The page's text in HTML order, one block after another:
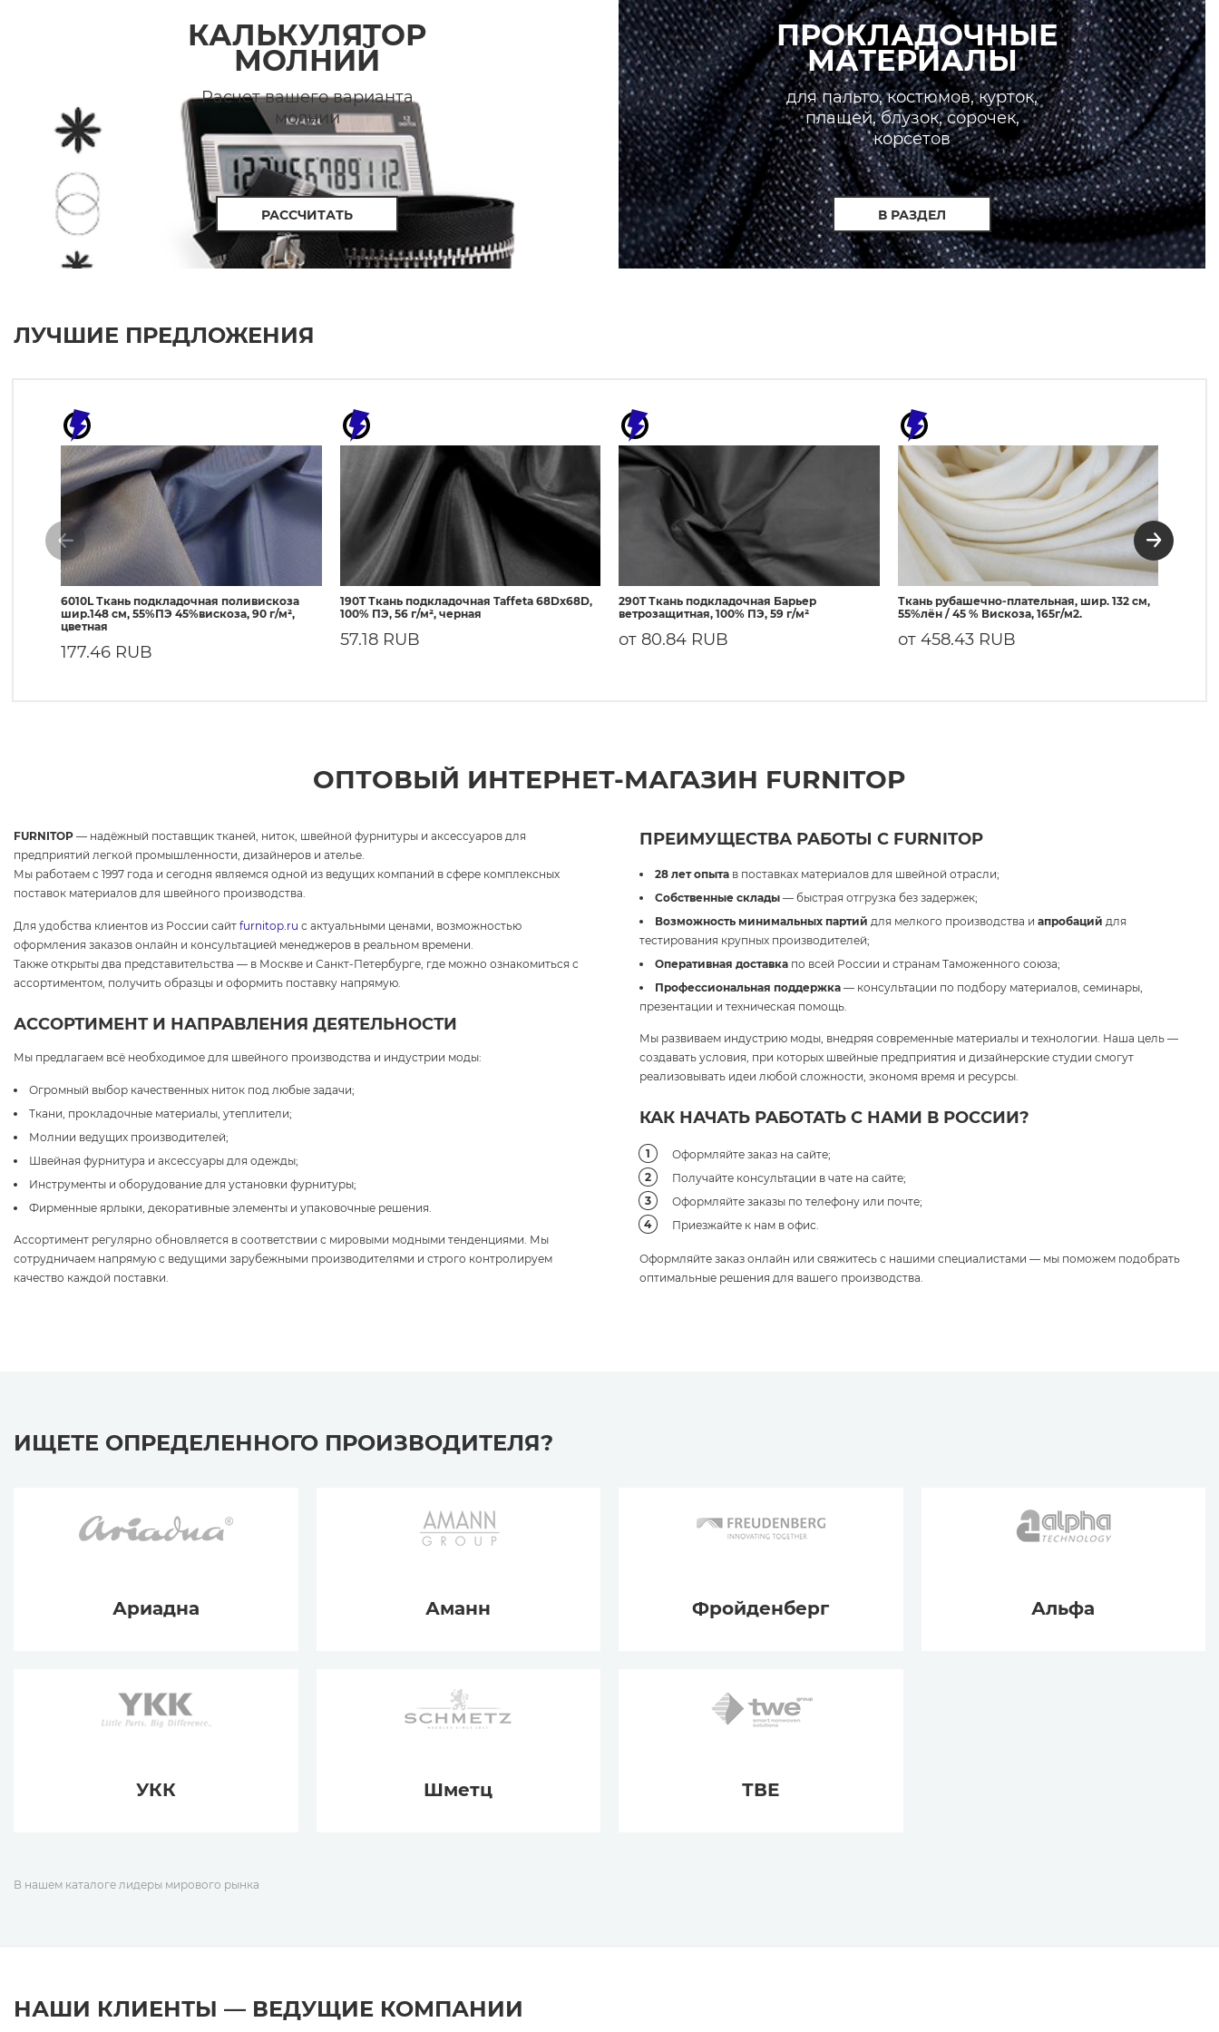
КАЛЬКУЛЯТОР
МОЛНИЙ
Расчет вашего варианта
молнии
РАССЧИТАТЬ
ПРОКЛАДОЧНЫЕ
МАТЕРИАЛЫ
для пальто, костюмов, курток,
плащей, блузок, сорочек,
корсетов
В РАЗДЕЛ
ЛУЧШИЕ ПРЕДЛОЖЕНИЯ
6010L Ткань подкладочная поливискоза
шир.148 см, 55%ПЭ 45%вискоза, 90 г/м²,
цветная
177.46 RUB
190T Ткань подкладочная Taffeta 68Dх68D,
100% ПЭ, 56 г/м², черная
57.18 RUB
290T Ткань подкладочная Барьер
ветрозащитная, 100% ПЭ, 59 г/м²
от 80.84 RUB
Ткань рубашечно-плательная, шир. 132 см,
55%лён / 45 % Вискоза, 165г/м2.
от 458.43 RUB
ОПТОВЫЙ ИНТЕРНЕТ-МАГАЗИН FURNITOP
FURNITOP — надёжный поставщик тканей, ниток, швейной фурнитуры и аксессуаров для
предприятий легкой промышленности, дизайнеров и ателье.
Мы работаем с 1997 года и сегодня являемся одной из ведущих компаний в сфере комплексных
поставок материалов для швейного производства.
Для удобства клиентов из России сайт furnitop.ru с актуальными ценами, возможностью
оформления заказов онлайн и консультацией менеджеров в реальном времени.
Также открыты два представительства — в Москве и Санкт-Петербурге, где можно ознакомиться с
ассортиментом, получить образцы и оформить поставку напрямую.
АССОРТИМЕНТ И НАПРАВЛЕНИЯ ДЕЯТЕЛЬНОСТИ
Мы предлагаем всё необходимое для швейного производства и индустрии моды:
Огромный выбор качественных ниток под любые задачи;
Ткани, прокладочные материалы, утеплители;
Молнии ведущих производителей;
Швейная фурнитура и аксессуары для одежды;
Инструменты и оборудование для установки фурнитуры;
Фирменные ярлыки, декоративные элементы и упаковочные решения.
Ассортимент регулярно обновляется в соответствии с мировыми модными тенденциями. Мы
сотрудничаем напрямую с ведущими зарубежными производителями и строго контролируем
качество каждой поставки.
ПРЕИМУЩЕСТВА РАБОТЫ С FURNITOP
28 лет опытав поставках материалов для швейной отрасли;
Собственные склады— быстрая отгрузка без задержек;
Возможность минимальных партий для мелкого производства и апробаций для
тестирования крупных производителей;
Оперативная доставкапо всей России и странам Таможенного союза;
Профессиональная поддержка— консультации по подбору материалов, семинары,
презентации и техническая помощь.
Мы развиваем индустрию моды, внедряя современные материалы и технологии. Наша цель —
создавать условия, при которых швейные предприятия и дизайнерские студии смогут
реализовывать идеи любой сложности, экономя время и ресурсы.
КАК НАЧАТЬ РАБОТАТЬ С НАМИ В РОССИИ?
Оформляйте заказ на сайте;
Получайте консультации в чате на сайте;
Оформляйте заказы по телефону или почте;
Приезжайте к нам в офис.
Оформляйте заказ онлайн или свяжитесь с нашими специалистами — мы поможем подобрать
оптимальные решения для вашего производства.
ИЩЕТЕ ОПРЕДЕЛЕННОГО ПРОИЗВОДИТЕЛЯ?
Ариадна Аманн Фройденберг Альфа
УКК Шметц ТВЕ
В нашем каталоге лидеры мирового рынка
НАШИ КЛИЕНТЫ — ВЕДУЩИЕ КОМПАНИИ